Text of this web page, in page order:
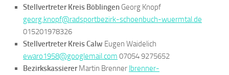
Stellvertreter Kreis Böblingen Georg Knopf
georg.knopf@radsportbezirk-schoenbuch-wuermtal.de
015201978326
Stellvertreter Kreis Calw Eugen Waidelich
ewaro1958@googlemail.com 07054 9275652
BezirkskassiererMartin Brenner lbrenner-